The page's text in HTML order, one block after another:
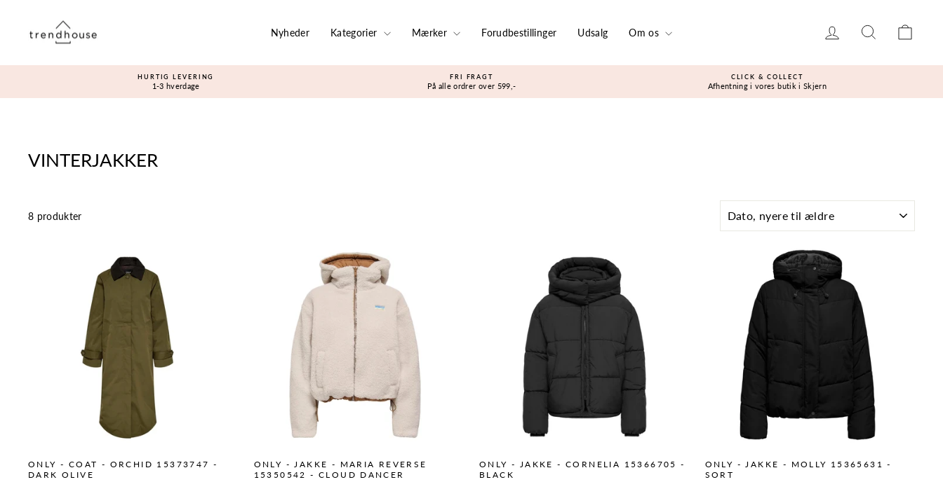
indhold
Nyheder Kategorier Mærker Forudbestillinger Udsalg Om os Log ind
Sæt
diasshow
HURTIG LEVERING
1-3 hverdage
FRI FRAGT
På alle ordrer over 599,-
CLICK & COLLECT
Afhentning i vores butik i Skjern
VINTERJAKKER
8 produkter
ONLY - COAT - ORCHID 15373747 -
DARK OLIVE
ONLY - JAKKE - MARIA REVERSE
15350542 - CLOUD DANCER
ONLY - JAKKE - CORNELIA 15366705 -
BLACK
ONLY - JAKKE - MOLLY 15365631 -
SORT